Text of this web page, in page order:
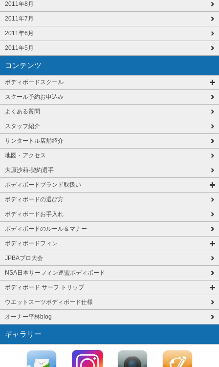
2011年8月
2011年7月
2011年6月
2011年5月
コンテンツ
ボディボードスクール
スクール予約お申込み
よくある質問
スタッフ紹介
サンタートル店舗紹介
地図・アクセス
大原沙莉-契約選手
ボディボードブランド取扱い
ボディボードの選び方
ボディボードお手入れ
ボディボードのルール＆マナー
ボディボードフィン
JPBAプロ大会
NSA日本サーフィン連盟ボディボード
ボディボード サーフ トリップ
ウエットスーツボディボード仕様
オーナー平林blog
ギャラリー